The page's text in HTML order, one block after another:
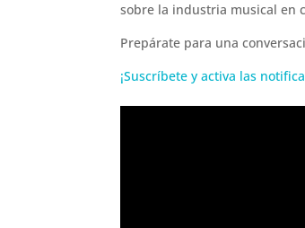
sobre la industria musical en
Prepárate para una
¡Suscríbete y activa las